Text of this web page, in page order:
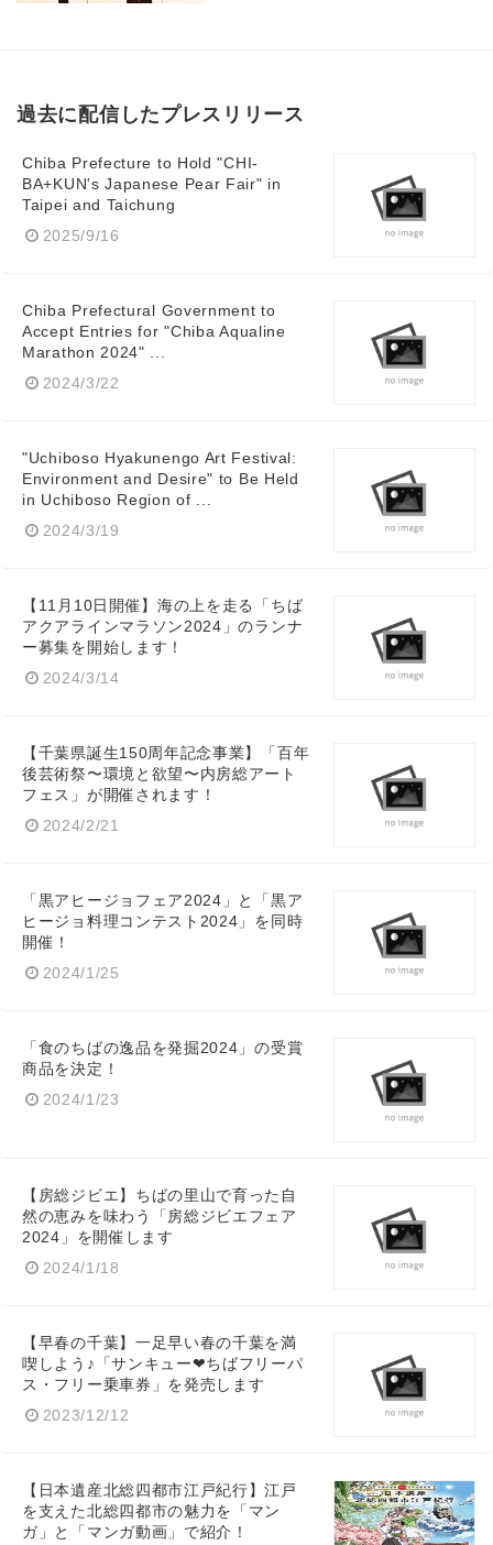
過去に配信したプレスリリース
Chiba Prefecture to Hold "CHI-
BA+KUN's Japanese Pear Fair" in
Taipei and Taichung
2025/9/16
Chiba Prefectural Government to
Accept Entries for "Chiba Aqualine
Marathon 2024" ...
2024/3/22
"Uchiboso Hyakunengo Art Festival:
Environment and Desire" to Be Held
in Uchiboso Region of ...
2024/3/19
【11月10日開催】海の上を走る「ちば
アクアラインマラソン2024」のランナ
ー募集を開始します！
2024/3/14
【千葉県誕生150周年記念事業】「百年
後芸術祭〜環境と欲望〜内房総アート
フェス」が開催されます！
2024/2/21
「黒アヒージョフェア2024」と「黒ア
ヒージョ料理コンテスト2024」を同時
開催！
2024/1/25
「食のちばの逸品を発掘2024」の受賞
商品を決定！
2024/1/23
【房総ジビエ】ちばの里山で育った自
然の恵みを味わう「房総ジビエフェア
2024」を開催します
2024/1/18
【早春の千葉】一足早い春の千葉を満
喫しよう♪「サンキュー❤ちばフリーパ
ス・フリー乗車券」を発売します
2023/12/12
【日本遺産北総四都市江戸紀行】江戸
を支えた北総四都市の魅力を「マン
ガ」と「マンガ動画」で紹介！